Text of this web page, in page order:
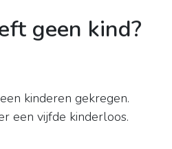
geen kind?
kinderen gekregen.
een vijfde kinderloos.